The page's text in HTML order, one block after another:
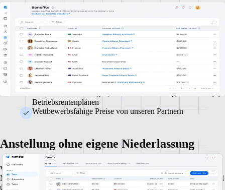
Steigere die Attraktivität deines Unternehmens als Arbeitgeber mit
einem Paket aus interessanten Zusatzleistungen. Wir helfen dir, die
Benefits an die Wünsche und Bedürfnisse deiner Mitarbeiter:innen
anzupassen.
Umfassende Anleitung in der komplexen Benefits-
Landschaft der USA
Vielfältiges Angebot an sorgfältig ausgewählten
Betriebsrentenplänen
Wettbewerbsfähige Preise von unseren Partnern
Anstellung ohne eigene Niederlassung
Vergrößere dein Team in den USA und weltweit, ohne eigene
Niederlassungen gründen zu müssen. Wir helfen dir, vollkommen legal
überall auf der Welt Mitarbeiter:innen zu beschäftigen.